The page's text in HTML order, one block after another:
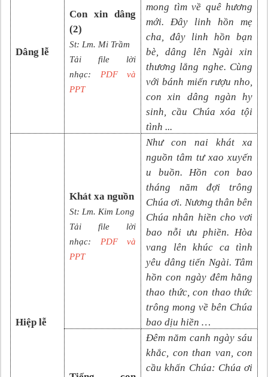
Dâng lễ
Con xin dâng
(2)
St: Lm. Mi Trầm
Tải file lời
nhạc:
PDF và
PPT
mong tìm về quê hương
mới. Đây linh hồn mẹ
cha, đây linh hồn bạn
bè, dâng lên Ngài xin
thương lắng nghe. Cùng
với bánh miến rượu nho,
con xin dâng ngàn hy
sinh, cầu Chúa xóa tội
tình ...
Hiệp lễ
Khát xa nguồn
St: Lm. Kim Long
Tải file lời
nhạc:
PDF và
PPT
Như con nai khát xa
nguồn tâm tư xao xuyến
u buồn. Hồn con bao
tháng năm đợi trông
Chúa ơi. Nương thân bên
Chúa nhân hiền cho vơi
bao nỗi ưu phiền. Hòa
vang lên khúc ca tình
yêu dâng tiến Ngài. Tâm
hồn con ngày đêm hằng
thao thức, con thao thức
trông mong về bên Chúa
bao dịu hiền …
Đêm năm canh ngày sáu
khắc, con than van, con
cầu khấn Chúa: Chúa ơi